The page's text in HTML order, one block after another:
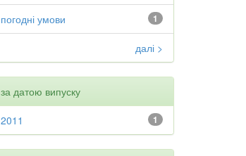
1
погодні умови
далі >
за датою випуску
1
2011